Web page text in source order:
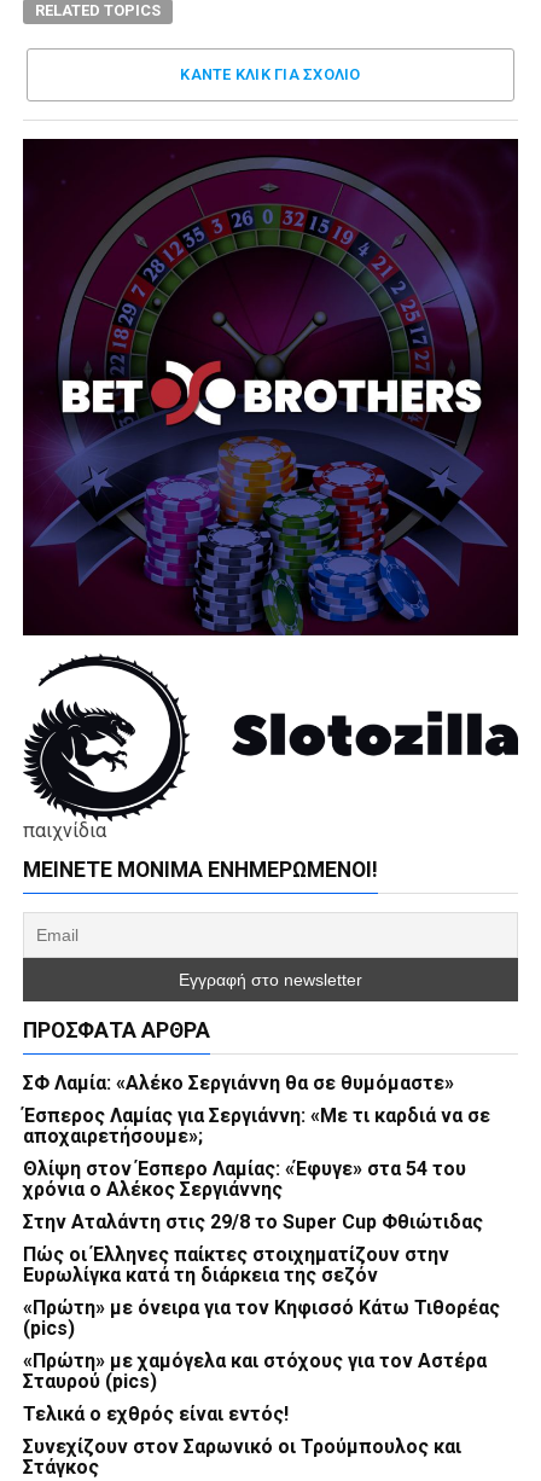
RELATED TOPICS
ΚΑΝΤΕ ΚΛΊΚ ΓΙΑ ΣΧΌΛΙΟ
παιχνίδια
ΜΕΊΝΕΤΕ ΜΌΝΙΜΑ ΕΝΗΜΕΡΏΜΕΝΟΙ!
ΠΡΌΣΦΑΤΑ ΆΡΘΡΑ
ΣΦ Λαμία: «Αλέκο Σεργιάννη θα σε θυμόμαστε»
Έσπερος Λαμίας για Σεργιάννη: «Με τι καρδιά να σε
αποχαιρετήσουμε»;
Θλίψη στον Έσπερο Λαμίας: «Έφυγε» στα 54 του
χρόνια ο Αλέκος Σεργιάννης
Στην Αταλάντη στις 29/8 το Super Cup Φθιώτιδας
Πώς οι Έλληνες παίκτες στοιχηματίζουν στην
Ευρωλίγκα κατά τη διάρκεια της σεζόν
«Πρώτη» με όνειρα για τον Κηφισσό Κάτω Τιθορέας
(pics)
«Πρώτη» με χαμόγελα και στόχους για τον Αστέρα
Σταυρού (pics)
Τελικά ο εχθρός είναι εντός!
Συνεχίζουν στον Σαρωνικό οι Τρούμπουλος και
Στάγκος